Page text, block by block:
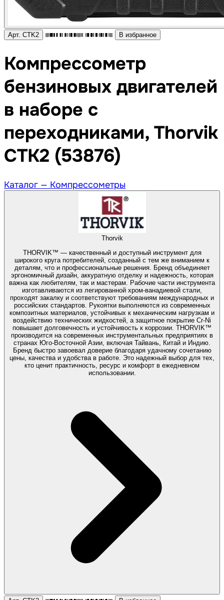
Арт. CTK2 В избранное
Компрессометр
бензиновых двигателей
в наборе с
переходниками, Thorvik
CTK2 (53876)
Каталог — Компрессометры
Thorvik
THORVIK™ — качественный и доступный инструмент для
широкого круга потребителей, созданный с тем же вниманием к
деталям, что и профессиональные решения. Бренд объединяет
эргономичный дизайн, аккуратную отделку и надежность, которая
важна как любителям, так и мастерам. Рабочие части инструмента
изготавливаются из легированной хром-ванадиевой стали,
проходят закалку и соответствуют требованиям международных и
российских стандартов. Рукоятки выполняются из современных
композитных материалов, устойчивых к механическим нагрузкам и
воздействию технических жидкостей, а защитное покрытие Cr-Ni
повышает долговечность и устойчивость к коррозии. THORVIK™
производится на современных инструментальных предприятиях в
странах Юго-Восточной Азии, включая Тайвань, Китай и Индию.
Бренд быстро завоевал доверие благодаря удачному сочетанию
цены, качества и удобства в работе. Это надежный выбор для тех,
кто ценит практичность, ресурс и комфорт в ежедневном
использовании.